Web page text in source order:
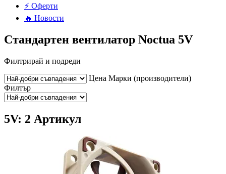
⚡ Оферти
🔥 Новости
Стандартен вентилатор Noctua 5V
Филтрирай и подреди
Цена Марки (производители)
Филтър
5V: 2 Артикул